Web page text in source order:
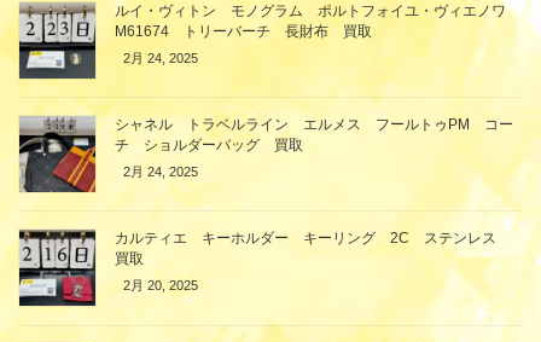
ルイ・ヴィトン モノグラム ポルトフォイユ・ヴィエノワ
M61674 トリーバーチ 長財布 買取
2月 24, 2025
シャネル トラベルライン エルメス フールトゥPM コー
チ ショルダーバッグ 買取
2月 24, 2025
カルティエ キーホルダー キーリング 2C ステンレス
買取
2月 20, 2025